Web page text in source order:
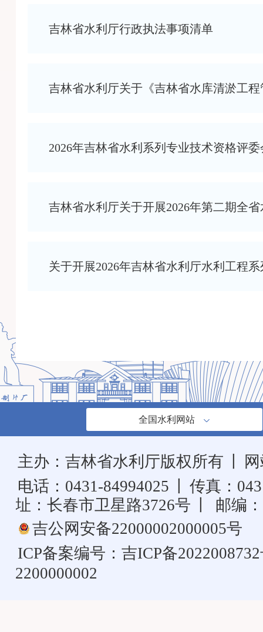
吉林省水利厅行政执法事项清单
吉林省水利厅关于《吉林省水库清淤工
2026年吉林省水利系列专业技术资格评
吉林省水利厅关于开展2026年第二期全
关于开展2026年吉林省水利厅水利工程
全国水利网站
主办：吉林省水利厅版权所有
电话：0431-84994025
传真：
址：长春市卫星路3726号
邮编
吉公网安备22000002000005号
ICP备案编号：吉ICP备
2200000002